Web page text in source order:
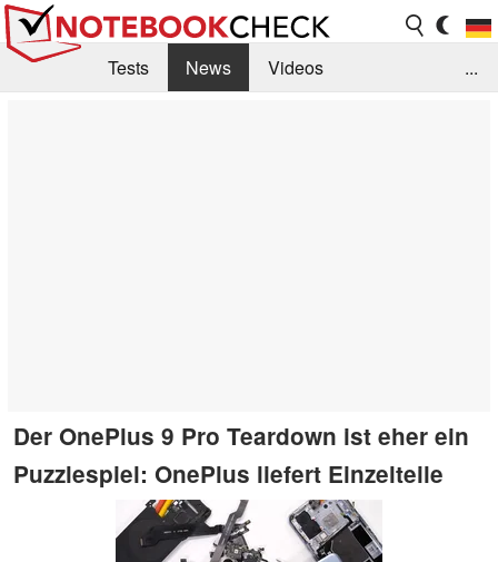
Tests News
Videos
...
Der OnePlus 9 Pro Teardown ist eher ein
Puzzlespiel: OnePlus liefert Einzelteile